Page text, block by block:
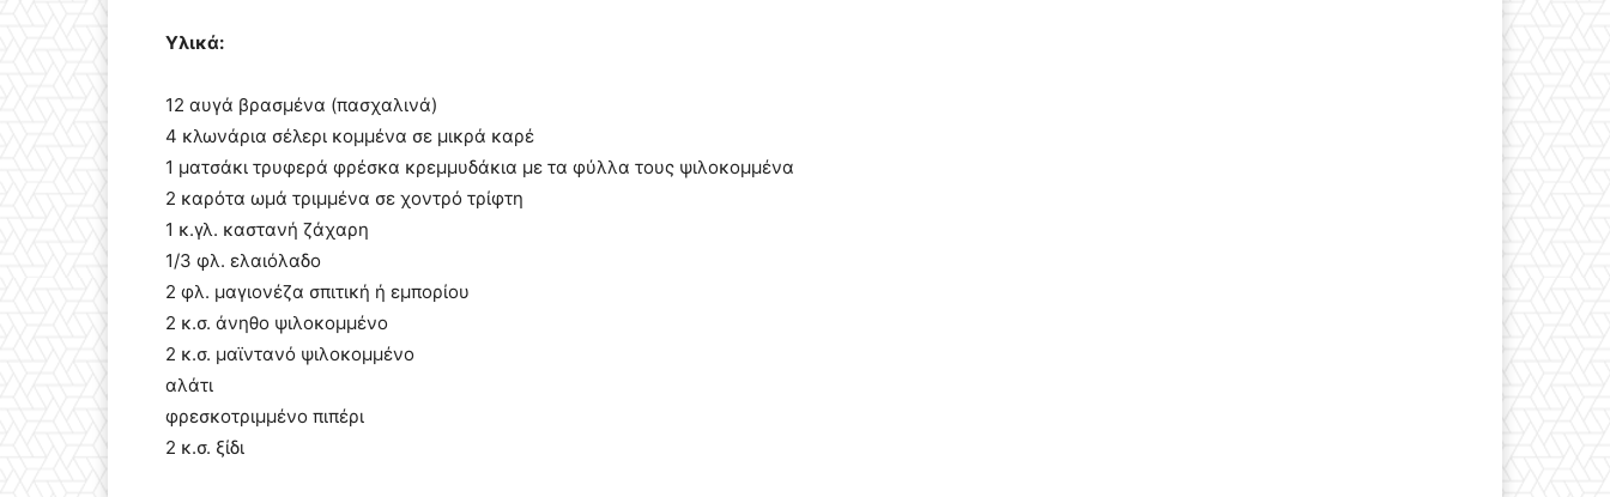
Υλικά:
12 αυγά βρασμένα (πασχαλινά)
4 κλωνάρια σέλερι κομμένα σε μικρά καρέ
1 ματσάκι τρυφερά φρέσκα κρεμμυδάκια με τα φύλλα τους ψιλοκομμένα
2 καρότα ωμά τριμμένα σε χοντρό τρίφτη
1 κ.γλ. καστανή ζάχαρη
1/3 φλ. ελαιόλαδο
2 φλ. μαγιονέζα σπιτική ή εμπορίου
2 κ.σ. άνηθο ψιλοκομμένο
2 κ.σ. μαϊντανό ψιλοκομμένο
αλάτι
φρεσκοτριμμένο πιπέρι
2 κ.σ. ξίδι